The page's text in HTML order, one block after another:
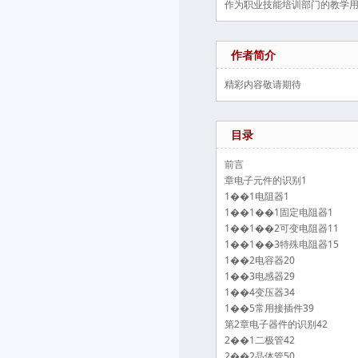
作为职业技能培训部门的教学
作者简介
精彩内容敬请期待
目录
前言
章电子元件的识别1
1��1电阻器1
1��1��1固定电阻器1
1��1��2可变电阻器11
1��1��3特殊电阻器15
1��2电容器20
1��3电感器29
1��4变压器34
1��5常用接插件39
第2章电子器件的识别42
2��1二极管42